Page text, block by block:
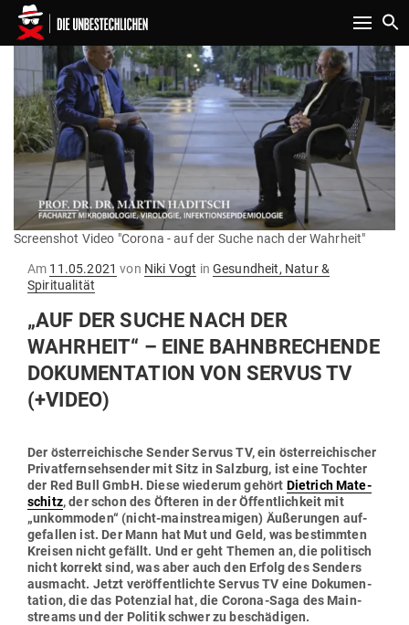
Toggle
Screenshot Video "Corona - auf der Suche nach der Wahrheit"
Am Gepostet
am
11.05.2021 von Niki Vogt in Gesundheit, Natur &
Spiritualität
„AUF DER SUCHE NACH DER
WAHRHEIT“ – EINE BAHN­BRE­CHENDE
DOKU­MEN­TATION VON SERVUS TV
(+VIDEO)
Der öster­rei­chische Sender Servus TV, ein öster­rei­chi­scher
Pri­vat­fern­seh­sender mit Sitz in Salzburg, ist eine Tochter
der Red Bull GmbH. Diese wie­derum gehört Dietrich Mate­
schitz, der schon des Öfteren in der Öffent­lichkeit mit
„unkom­moden“ (nicht-main­strea­migen) Äuße­rungen auf­
ge­fallen ist. Der Mann hat Mut und Geld, was bestimmten
Kreisen nicht gefällt. Und er geht Themen an, die poli­tisch
nicht korrekt sind, was aber auch den Erfolg des Senders
aus­macht. Jetzt ver­öf­fent­lichte Servus TV eine Doku­men­
tation, die das Potenzial hat, die Corona-Saga des Main­
streams und der Politik schwer zu beschä­digen.